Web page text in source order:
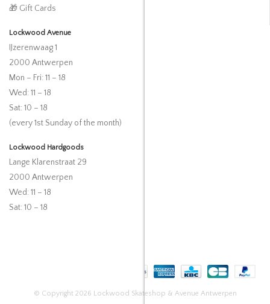
🎁 Gift Cards
Lockwood Avenue
IJzerenwaag 1
2000 Antwerpen
Mon – Fri: 11 – 18
Wed: 11 – 18
Sat: 10 – 18
(every 1st Sunday of the month)
Lockwood Hardgoods
Lange Klarenstraat 29
2000 Antwerpen
Wed: 11 – 18
Sat: 10 – 18
© Copyright 2026 Lockwood Skateshop & Avenue Antwerpen